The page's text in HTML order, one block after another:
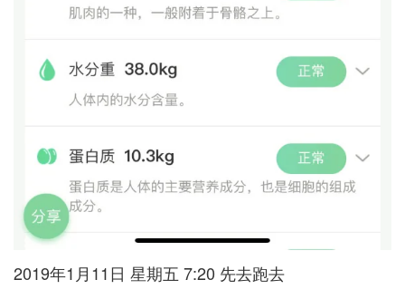
2019年1月11日 星期五 7:20 先去跑去